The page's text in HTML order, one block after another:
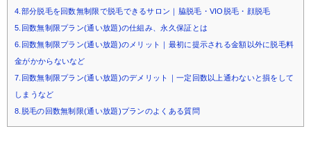
4.部分脱毛を回数無制限で脱毛できるサロン｜脇脱毛・VIO脱毛・顔脱毛
5.回数無制限プラン(通い放題)の仕組み、永久保証とは
6.回数無制限プラン(通い放題)のメリット｜最初に提示される金額以外に脱毛料
金がかからないなど
7.回数無制限プラン(通い放題)のデメリット｜一定回数以上通わないと損をして
しまうなど
8.脱毛の回数無制限(通い放題)プランのよくある質問